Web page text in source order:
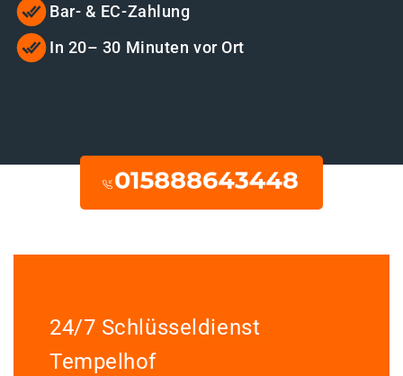
Bar- & EC-Zahlung
In 20– 30 Minuten vor Ort
24/7 Schlüsseldienst
Tempelhof